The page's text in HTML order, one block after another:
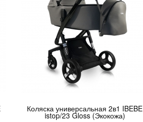
Коляска универсальная 2в1 IBEBE
istop/23 Gloss (Экокожа)